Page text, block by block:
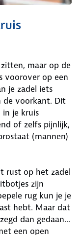
maar op de
voorover op een
je zadel iets
de voorkant. Dit
je kruis
of zelfs pijnlijk,
(mannen)
rust op het zadel
zijn
rug kun je je
hebt. Maar dat
dan gedaan...
een open